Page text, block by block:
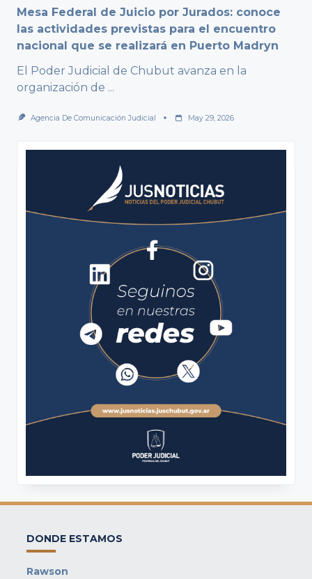
Mesa Federal de Juicio por Jurados: conoce
las actividades previstas para el encuentro
nacional que se realizará en Puerto Madryn
El Poder Judicial de Chubut avanza en la
organización de ...
Agencia De Comunicación Judicial May 29, 2026
DONDE ESTAMOS
Rawson